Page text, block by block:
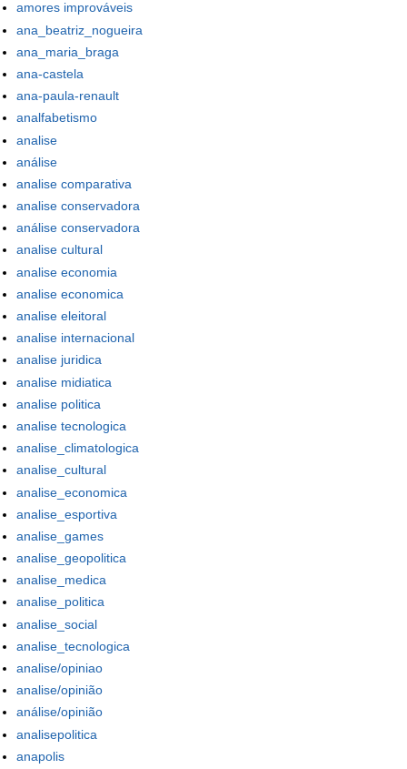
amores improváveis
ana_beatriz_nogueira
ana_maria_braga
ana-castela
ana-paula-renault
analfabetismo
analise
análise
analise comparativa
analise conservadora
análise conservadora
analise cultural
analise economia
analise economica
analise eleitoral
analise internacional
analise juridica
analise midiatica
analise politica
analise tecnologica
analise_climatologica
analise_cultural
analise_economica
analise_esportiva
analise_games
analise_geopolitica
analise_medica
analise_politica
analise_social
analise_tecnologica
analise/opiniao
analise/opinião
análise/opinião
analisepolitica
anapolis